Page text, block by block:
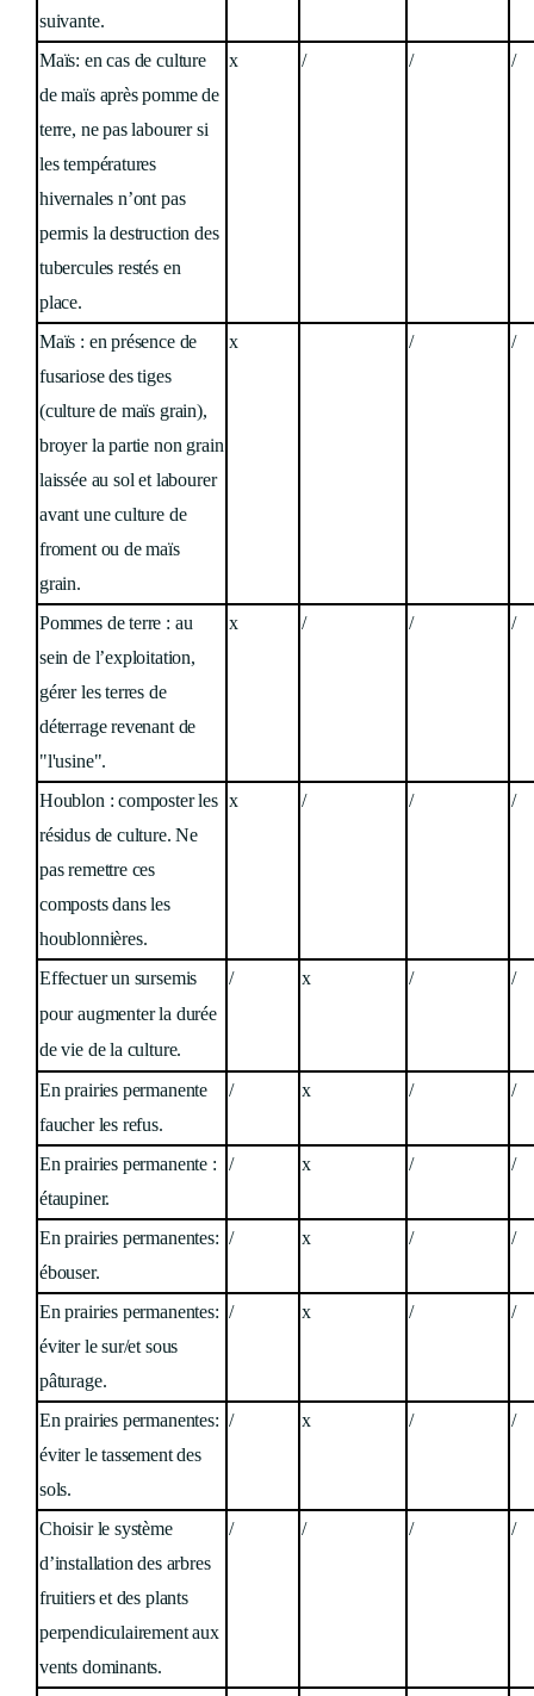
suivante.
Maïs: en cas de culture
de maïs après pomme de
terre, ne pas labourer si
les températures
hivernales n’ont pas
permis la destruction des
tubercules restés en
place.
x / / /
Maïs : en présence de
fusariose des tiges
(culture de maïs grain),
broyer la partie non grain
laissée au sol et labourer
avant une culture de
froment ou de maïs
grain.
x / /
Pommes de terre : au
sein de l’exploitation,
gérer les terres de
déterrage revenant de
"l'usine".
x / / /
Houblon : composter les
résidus de culture. Ne
pas remettre ces
composts dans les
houblonnières.
x / / /
Effectuer un sursemis
pour augmenter la durée
de vie de la culture.
/ x / /
En prairies permanente
faucher les refus.
/ x / /
En prairies permanente :
étaupiner.
/ x / /
En prairies permanentes:
ébouser.
/ x / /
En prairies permanentes:
éviter le sur/et sous
pâturage.
/ x / /
En prairies permanentes:
éviter le tassement des
sols.
/ x / /
Choisir le système
d’installation des arbres
fruitiers et des plants
perpendiculairement aux
vents dominants.
/ / / /